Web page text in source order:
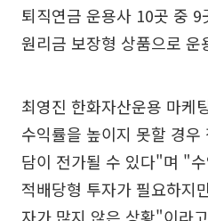
퇴직연금 운용사 10곳 중
원리금 보장형 상품으로 운
최영진 한화자산운용 마케
수익률을 높이지 못할 경
담이 전가될 수 있다"며 "
적배당형 투자가 필요하지
자가 많지 않은 상황"이라